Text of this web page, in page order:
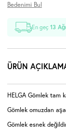
Bedenimi Bul
En geç13
ÜRÜN
HELGA Gömlek tam
Gömlek omuzdan
Gömlek esnek